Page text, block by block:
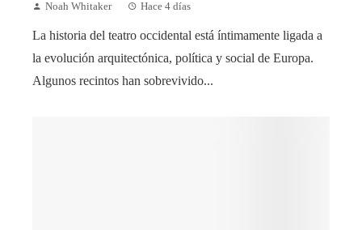
Noah Whitaker Hace 4 días
La historia del teatro occidental está íntimamente ligada a
la evolución arquitectónica, política y social de Europa.
Algunos recintos han sobrevivido...